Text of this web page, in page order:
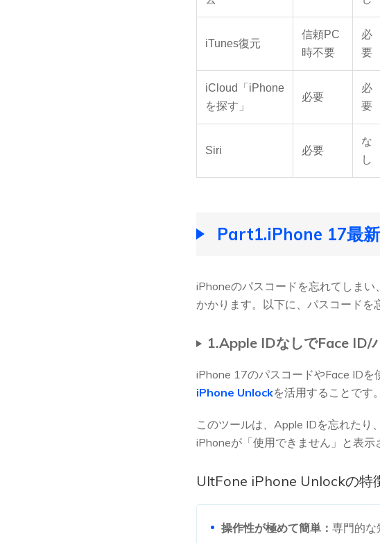
iTunes復元
信頼PC
時不要
必
要
iCloud「iPhone
を探す」
必要
必
要
Siri 必要
な
し
Part1.iPhone 17最新
iPhoneのパスコードを忘れてしま
かかります。以下に、パスコードを
1.Apple IDなしでFace ID/
iPhone 17のパスコードやFace IDを
iPhone Unlockを活用することです。
このツールは、Apple IDを忘れたり
iPhoneが「使用できません」と表示
UltFone iPhone Unlockの特
操作性が極めて簡単： 専門的な